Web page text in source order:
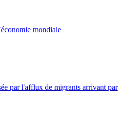
mondiale
par l'afflux de migrants arrivant par